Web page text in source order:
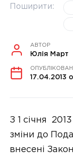
Поширити:
АВТОР
Юлія Март
17.04.2013
З 1 січня
зміни до
внесені